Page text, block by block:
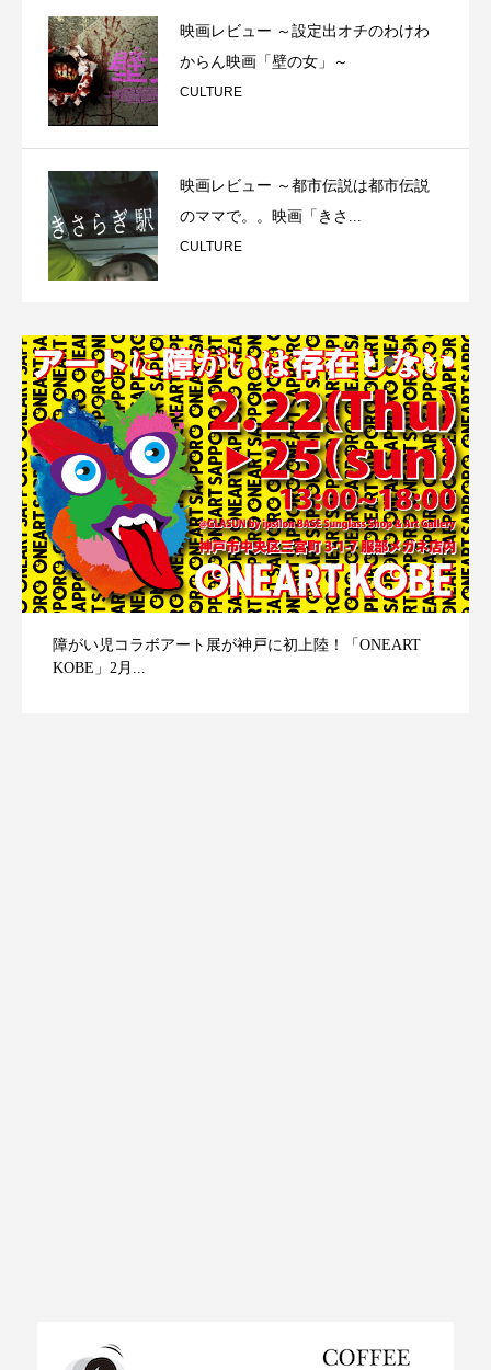
映画レビュー ～設定出オチのわけわ
からん映画「壁の女」～
CULTURE
映画レビュー ～都市伝説は都市伝説
のママで。。映画「きさ...
CULTURE
障がい児コラボアート展が神戸に初上陸！「ONEART
KOBE」2月...